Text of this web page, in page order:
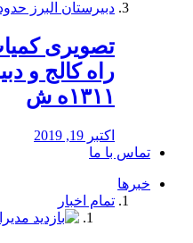
️تصویری
راه كالج و
۱۳۱۱ه ش
اکتبر 19, 2019
تماس با ما
خبرها
تمام اخبار